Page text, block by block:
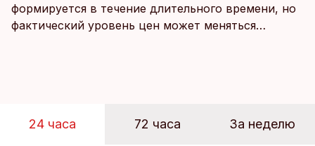
формируется в течение длительного времени, но
фактический уровень цен может меняться
24 часа 72 часа За неделю